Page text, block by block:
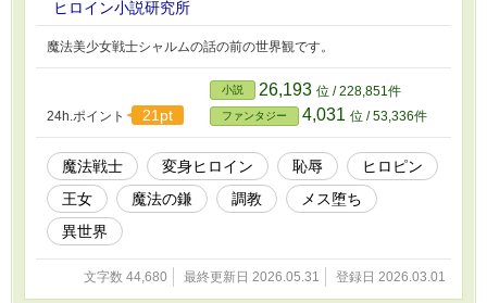
ヒロイン小説研究所
魔法美少女戦士シャルムの話の前の世界観です。
24h.ポイント 21pt
小説 26,193 位 / 228,851件
ファンタジー 4,031 位 / 53,336件
魔法戦士 変身ヒロイン 恥辱
ヒロピン
王女
魔法の鎌 調教
メス堕ち
異世界
文字数 44,680 最終更新日 2026.05.31 登録日 2026.03.01